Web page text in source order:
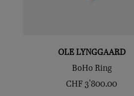
OLE LYNGGAARD
BoHo Ring
CHF 3'800.00